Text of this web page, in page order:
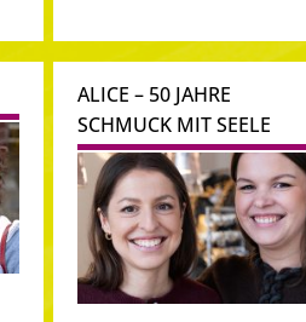
ALICE – 50 JAHRE
SCHMUCK MIT SEELE